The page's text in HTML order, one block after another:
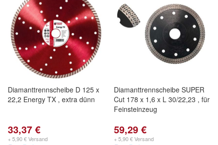
Diamanttrennscheibe D 125 x
22,2 Energy TX , extra dünn
33,37 €
+ 5,90 € Versand
Diamanttrennscheibe SUPER
Cut 178 x 1,6 x L 30/22,23 , für
Feinsteinzeug
59,29 €
+ 5,90 € Versand